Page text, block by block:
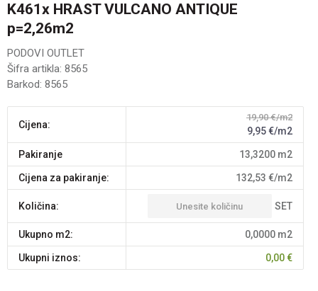
K461x HRAST VULCANO ANTIQUE
p=2,26m2
PODOVI OUTLET
Šifra artikla: 8565
Barkod: 8565
Cijena:
19,90 €/m2
9,95€/m2
pakiranje 13,3200 m2
Cijena za pakiranje: 132,53 €/m2
Količina: SET
Ukupno m2: 0,0000 m2
Ukupni iznos: 0,00€